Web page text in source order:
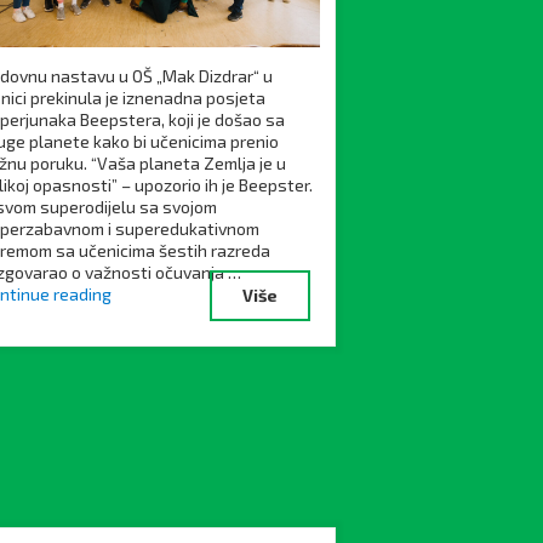
nastavu u OŠ „Mak Dizdrar“ u
prekinula je iznenadna posjeta
Beepstera, koji je došao sa
planete kako bi učenicima prenio
poruku. “Vaša planeta Zemlja je u
opasnosti” – upozorio ih je Beepster.
superodijelu sa svojom
i superedukativnom
sa učenicima šestih razreda
o važnosti očuvanja …
reading
Više